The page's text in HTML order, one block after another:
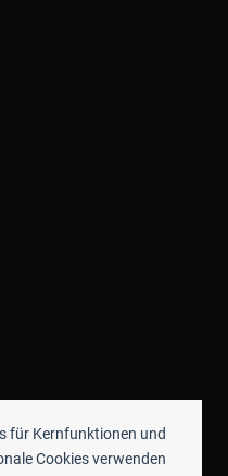
für Kernfunktionen und
Cookies verwenden